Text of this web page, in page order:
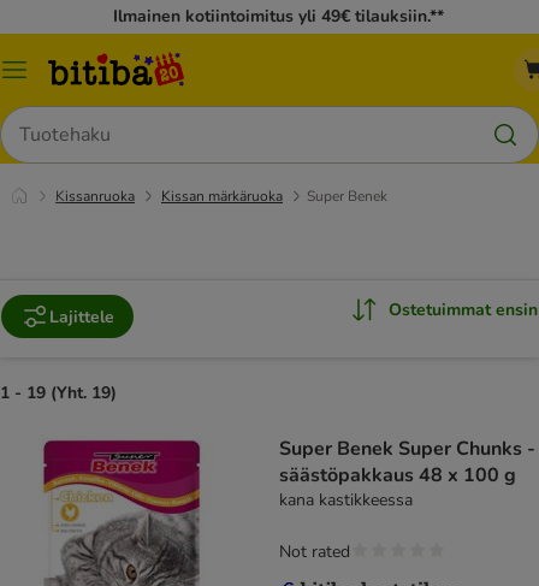
Ilmainen kotiintoimitus yli 49€ tilauksiin.**
Katalogivalikko
Hae
Kissanruoka Kissan märkäruoka Super Benek
Lajittele Ostetuimmat ensin
1 - 19 (Yht. 19)
Super Benek Super Chunks -
säästöpakkaus 48 x 100 g
kana kastikkeessa
Not rated